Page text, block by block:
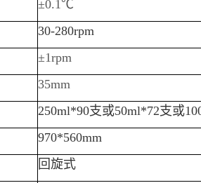
±0.1℃
30-280rpm
±1rpm
35mm
250ml*90支或50ml*72支或
970*560mm
回旋式